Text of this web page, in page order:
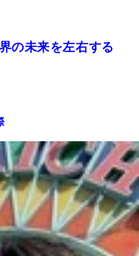
の未来を左右する